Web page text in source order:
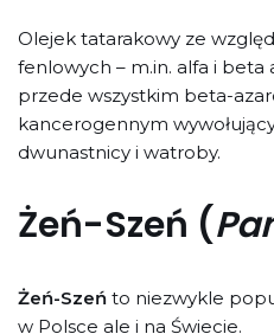
Olejek tatarakowy ze
fenlowych – m.in. alfa i beta
przede wszystkim beta-
kancerogennym
dwunastnicy i watroby.
Żeń-Szeń (
Żeń-Szeń to niezwykle
w Polsce ale i na Świecie.